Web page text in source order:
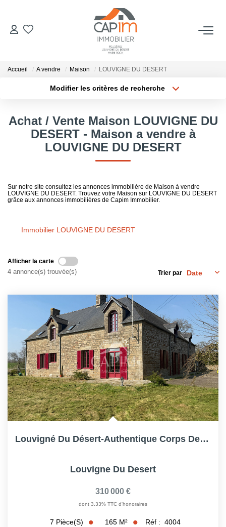
VENTES
Qui Sommes Nous
Notre Équipe
Nos Actualités
Accueil A vendre Maison LOUVIGNE DU DESERT
Modifier les critères de recherche
Surface min
Plus de critères Créer une alerte
Achat / Vente Maison LOUVIGNE DU
DESERT - Maison a vendre à
LOUVIGNE DU DESERT
Sur notre site consultez les annonces immobilière de Maison à vendre
LOUVIGNE DU DESERT. Trouvez votre Maison sur LOUVIGNE DU DESERT
grâce aux annonces immobilières de Capim Immobilier.
Immobilier LOUVIGNE DU DESERT
Afficher la carte
4 annonce(s) trouvée(s) Trier par
Louvigné Du Désert-Authentique Corps De Ferme Avec...
Louvigne Du Desert
310 000 €
dont 3,33% TTC d'honoraires
7 Pièce(s) 165 M² Réf : 4004